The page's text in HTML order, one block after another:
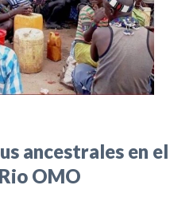
ancestrales en el
OMO